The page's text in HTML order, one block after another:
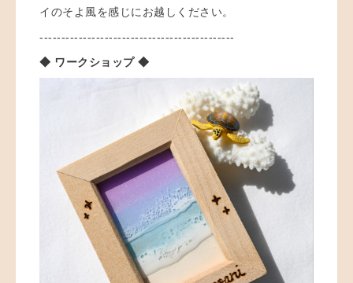
イのそよ風を感じにお越しください。
---------------------------------------------
◆ ワークショップ ◆